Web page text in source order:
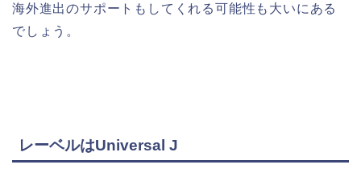
海外進出のサポートもしてくれる可能性も大いにある
でしょう。
レーベルはUniversal J